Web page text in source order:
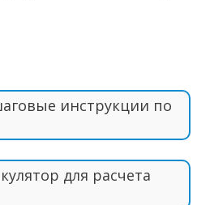
инструкции по
для расчета